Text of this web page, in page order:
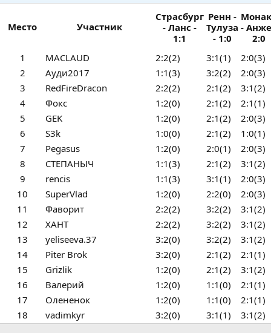
Место Участник
Страсбург
- Ланс -
1:1
Ренн -
Тулуза
- 1:0
-
2:0
1
MACLAUD 2:2(2) 3:1(1)
2:0(3)
2
Ауди2017 1:1(3) 3:2(2)
2:0(3)
3
RedFireDracon 2:2(2) 2:1(2)
3:1(2)
4
Фокс 1:2(0) 2:1(2)
2:1(1)
5
GEK 1:2(0) 2:1(2)
2:0(3)
6
S3k 1:0(0) 2:1(2)
1:0(1)
7
Pegasus 1:2(0) 2:0(1)
2:0(3)
8
СТЕПАНЫЧ 1:1(3) 2:1(2)
3:1(2)
9
rencis 1:1(3) 3:1(1)
2:0(3)
10
SuperVlad 1:2(0) 2:2(0)
2:0(3)
11
Фаворит 2:2(2) 3:2(2)
3:1(2)
12
ХАНТ 2:2(2) 3:2(2)
3:1(2)
13
yeliseeva.37 3:2(0) 3:2(2)
3:1(2)
14
Piter Brok 3:2(0) 2:1(2)
2:1(1)
15
Grizlik 1:2(0) 2:1(2)
3:1(2)
16
Валерий 1:2(0) 1:1(0)
2:1(1)
17
Олененок 1:2(0) 1:1(0)
2:1(1)
18
vadimkyr 3:2(0) 3:1(1) 3:1(2)